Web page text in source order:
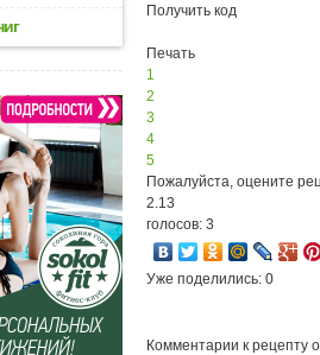
Получить код
Печать
1
2
3
4
5
Пожалуйста, оцените
2.13
голосов: 3
Уже поделились: 0
Комментарии к рецепту